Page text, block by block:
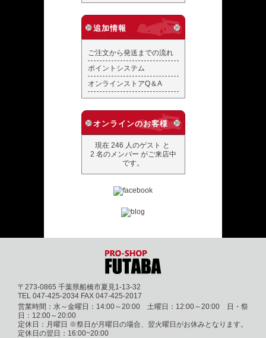
追加情報
ご注文から発送までの流れ
ポイントシステム
オンラインストアQ＆A
オンラインのお客様
現在 246 人のゲスト と
2 名のメンバー がご来店中
です。
〒273-0865 千葉県船橋市夏見1-13-32
TEL 047-425-2034 FAX 047-425-2017
営業時間：水～金曜日：14:00～20:00 土曜日：12:00～20:00 日・祭
日：12:00～20:00
定休日：月曜日 ※祭日が月曜日の場合、翌火曜日がお休みとなります。
定休日の翌日：16:00~20:00